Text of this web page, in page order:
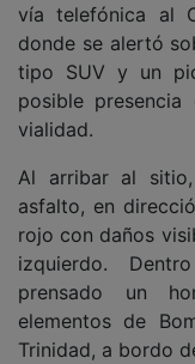
vía telefónica al
donde se alertó
tipo SUV y un
posible
vialidad.
Al arribar al
asfalto, en
rojo con daños
izquierdo.
prensado un
elementos de
Trinidad, a bordo